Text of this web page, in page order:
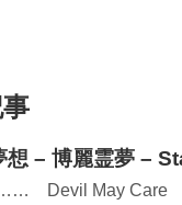
想 – 博麗霊夢 –
Devil May Care